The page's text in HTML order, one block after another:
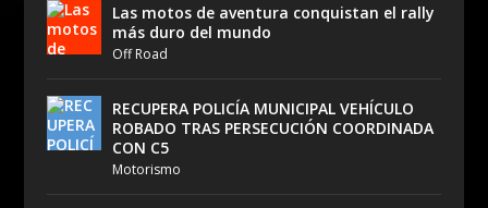
Las motos de aventura conquistan el rally
más duro del mundo
Off Road
RECUPERA POLICÍA MUNICIPAL VEHÍCULO
ROBADO TRAS PERSECUCIÓN COORDINADA
CON C5
Motorismo